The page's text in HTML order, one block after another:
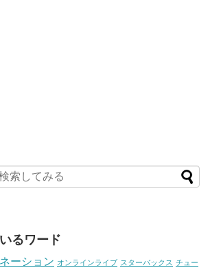
るワード
ーション オンラインライブ スターバックス チュー